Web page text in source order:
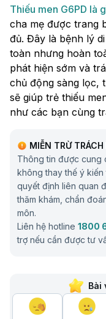
Thiếu men G6PD là
cha mẹ được trang
đủ. Đây là bệnh lý
toàn nhưng hoàn
phát hiện sớm và
chủ động sàng lọc,
sẽ giúp trẻ thiếu
như các bạn cùng
MIỄN TRỪ TRÁCH
Thông tin được cung
không thay thế ý
quyết định liên quan
thăm khám, chẩn
môn.
Liên hệ hotline 1800
trợ nếu cần được tư
Bài